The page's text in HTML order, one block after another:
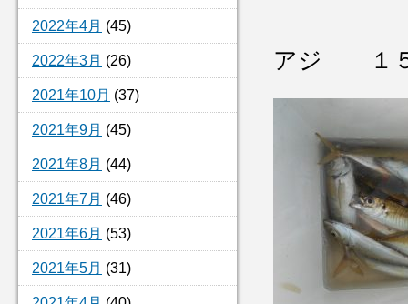
2022年4月 (45)
2022年3月 (26)
2021年10月 (37)
2021年9月 (45)
2021年8月 (44)
2021年7月 (46)
2021年6月 (53)
2021年5月 (31)
アジ １５